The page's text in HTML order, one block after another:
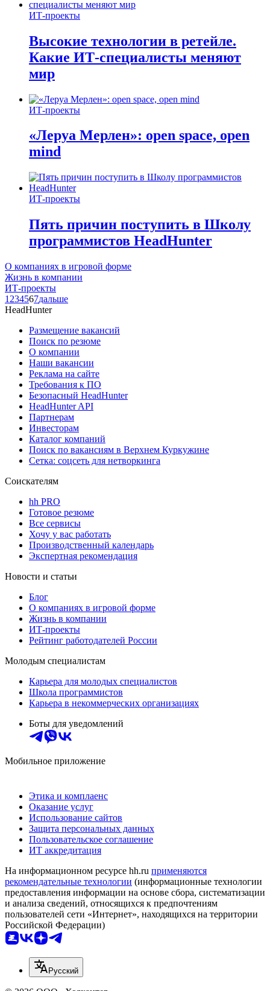
ИТ-проекты
Высокие технологии в ретейле.
Какие ИТ-специалисты меняют
мир
ИТ-проекты
«Леруа Мерлен»: open space, open
mind
ИТ-проекты
Пять причин поступить в Школу
программистов HeadHunter
О компаниях в игровой форме
Жизнь в компании
ИТ-проекты
1 234567дальше
HeadHunter
Размещение вакансий
Поиск по резюме
О компании
Наши вакансии
Реклама на сайте
Требования к ПО
Безопасный HeadHunter
HeadHunter API
Партнерам
Инвесторам
Каталог компаний
Поиск по вакансиям в Верхнем Куркужине
Сетка: соцсеть для нетворкинга
Соискателям
hh PRO
Готовое резюме
Все сервисы
Хочу у вас работать
Производственный календарь
Экспертная рекомендация
Новости и статьи
Блог
О компаниях в игровой форме
Жизнь в компании
ИТ-проекты
Рейтинг работодателей России
Молодым специалистам
Карьера для молодых специалистов
Школа программистов
Карьера в некоммерческих организациях
Боты для уведомлений
Мобильное приложение
Этика и комплаенс
Оказание услуг
Использование сайтов
Защита персональных данных
Пользовательское соглашение
ИТ аккредитация
На информационном ресурсе hh.ru применяются
рекомендательные технологии (информационные технологии
предоставления информации на основе сбора, систематизации
и анализа сведений, относящихся к предпочтениям
пользователей сети «Интернет», находящихся на территории
Российской Федерации)
Русский